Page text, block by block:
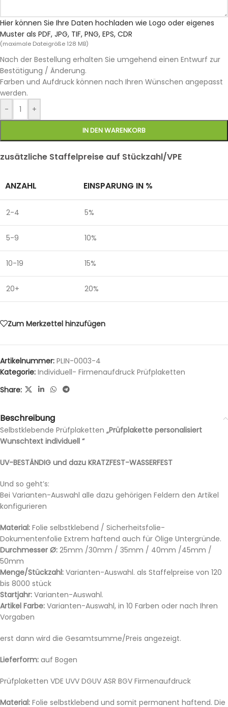
Hier können Sie Ihre Daten hochladen wie Logo oder eigenes
Muster als PDF, JPG, TIF, PNG, EPS, CDR
Nach der Bestellung erhalten Sie umgehend einen Entwurf zur
Bestätigung / Änderung.
Farben und Aufdruck können nach Ihren Wünschen angepasst
werden.
(maximale Dateigröße 128 MB)
- +
IN DEN WARENKORB
zusätzliche Staffelpreise auf Stückzahl/VPE
ANZAHL EINSPARUNG IN %
2-4 5%
5-9 10%
10-19 15%
20+ 20%
Zum Merkzettel hinzufügen
Artikelnummer: PLIN-0003-4
Kategorie: Individuell- Firmenaufdruck Prüfplaketten
Share:
Beschreibung
Selbstklebende Prüfplaketten „Prüfplakette personalisiert
Wunschtext individuell “
UV-BESTÄNDIG und dazu KRATZFEST-WASSERFEST
Und so geht’s:
Bei Varianten-Auswahl alle dazu gehörigen Feldern den Artikel
konfigurieren
Material: Folie selbstklebend / Sicherheitsfolie-
Dokumentenfolie Extrem haftend auch für Ölige Untergründe.
Durchmesser Ø: 25mm /30mm / 35mm / 40mm /45mm /
50mm
Menge/Stückzahl: Varianten-Auswahl. als Staffelpreise von 120
bis 8000 stück
Startjahr: Varianten-Auswahl.
Artikel Farbe: Varianten-Auswahl, in 10 Farben oder nach Ihren
Vorgaben
erst dann wird die Gesamtsumme/Preis angezeigt.
Lieferform: auf Bogen
Prüfplaketten VDE UVV DGUV ASR BGV Firmenaufdruck
Material: Folie selbstklebend und somit permanent haftend. Die